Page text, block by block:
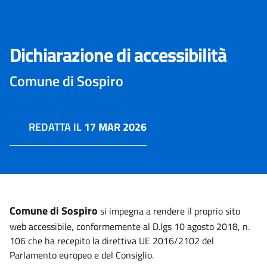
Dichiarazione di accessibilità
Comune di Sospiro
REDATTA IL17 MAR 2026
Comune di Sospiro si impegna a rendere il proprio sito
web accessibile, conformemente al D.lgs 10 agosto 2018, n.
106 che ha recepito la direttiva UE 2016/2102 del
Parlamento europeo e del Consiglio.